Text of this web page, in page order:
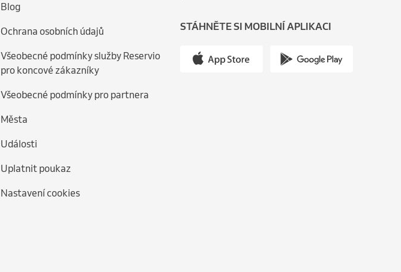
Blog
Ochrana osobních údajů
Všeobecné podmínky služby Reservio
pro koncové zákazníky
Všeobecné podmínky pro partnera
Města
Události
Uplatnit poukaz
Nastavení cookies
STÁHNĚTE SI MOBILNÍ APLIKACI